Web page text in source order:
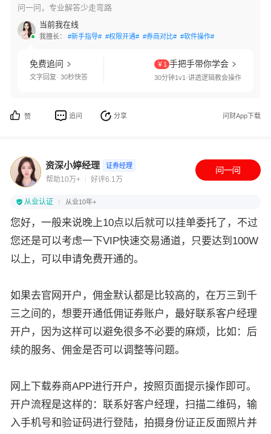
问一问，专业解答少走弯路
当前我在线
我擅长： #新手指导# #权限开通# #券商对比# #软件操作#
免费追问
文字回复· 30秒快答
￥1 手把手带你学会
30分钟1v1·讲透逻辑教会操作
赞 追问 分享 问财App下载
资深小婷经理 证券经理
帮助10万+ 好评6.1万
从业认证 从业10年+
您好，一般来说晚上10点以后就可以挂单委托了，不过
您还是可以考虑一下VIP快速交易通道，只要达到100W
以上，可以申请免费开通的。
如果去官网开户，佣金默认都是比较高的，在万三到千
三之间的，想要开通低佣证券账户，最好联系客户经理
开户，因为这样可以避免很多不必要的麻烦，比如：后
续的服务、佣金是否可以调整等问题。
网上下载券商APP进行开户，按照页面提示操作即可。
开户流程是这样的：联系好客户经理，扫描二维码，输
入手机号和验证码进行登陆，拍摄身份证正反面照片并